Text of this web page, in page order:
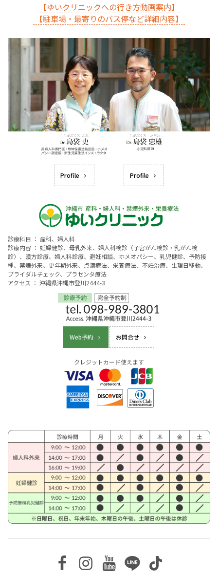
【ゆいクリニックへの行き方動画案内】
【駐車場・最寄りのバス停など詳細内容】
Profile Profile
診療科目 ： 産科、婦人科
診療内容 ： 妊婦健診、母乳外来、婦人科検診（子宮がん検診・乳がん検
診）、漢方診療、婦人科診療、避妊相談、ホメオパシー、乳児健診、予防接
種、禁煙外来、更年期外来、点滴療法、栄養療法、不妊治療、生理日移動、
ブライダルチェック、プラセンタ療法
アクセス ： 沖縄県沖縄市登川2444-3
Web予約 お問合せ
クレジットカード使えます
Facebook
Instagram
Youtube
LineTikTok